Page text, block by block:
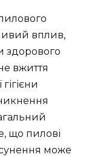
вплив,
здорового
вжиття
що пилові
може